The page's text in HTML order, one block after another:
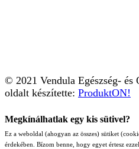
© 2021 Vendula Egészség-
oldalt készítette: ProduktON!
Megkínálhatlak egy kis sütivel?
Ez a weboldal (ahogyan az összes) sütiket
érdekében. Bízom benne, hogy egyet értesz